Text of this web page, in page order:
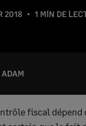
2018
1 MIN DE
ADAM
fiscal